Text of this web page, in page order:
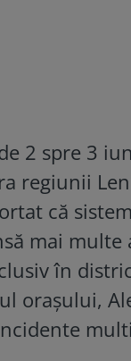
2 spre 3
regiunii
că
mai
în
orașului,